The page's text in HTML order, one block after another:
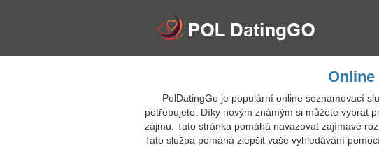
Online
PolDatingGo je populární online seznamovací
potřebujete. Díky novým známým si můžete vybrat
zájmu. Tato stránka pomáhá navazovat zajímavé
Tato služba pomáhá zlepšit vaše vyhledávání